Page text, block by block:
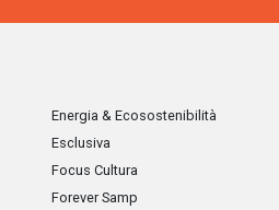
Energia & Ecosostenibilità
Esclusiva
Focus Cultura
Forever Samp